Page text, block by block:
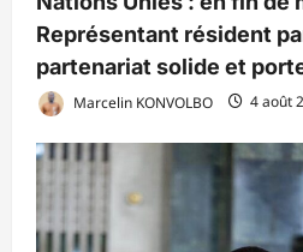
Représentant résident
partenariat solide et
Marcelin KONVOLBO 4 août